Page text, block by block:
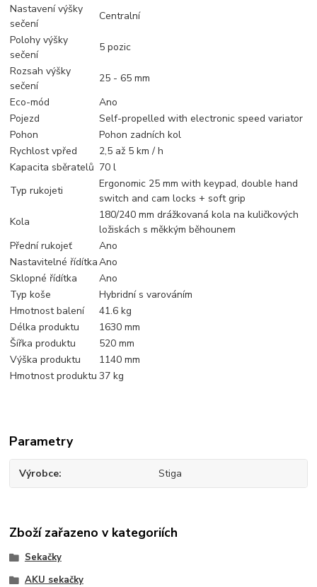
Nastavení výšky
sečení
Centralní
Polohy výšky
sečení
5 pozic
Rozsah výšky
sečení
25 - 65 mm
Eco-mód
Ano
Pojezd
Self-propelled with electronic speed variator
Pohon
Pohon zadních kol
Rychlost vpřed
2,5 až 5 km / h
Kapacita sběratelů 70 l
Typ rukojeti
Ergonomic 25 mm with keypad, double hand
switch and cam locks + soft grip
Kola
180/240 mm drážkovaná kola na kuličkových
ložiskách s měkkým běhounem
Přední rukojeť
Ano
Nastavitelné řídítkaAno
Sklopné řídítka
Ano
Typ koše
Hybridní s varováním
Hmotnost balení
41.6 kg
Délka produktu
1630 mm
Šířka produktu
520 mm
Výška produktu
1140 mm
Hmotnost produktu 37 kg
Parametry
Výrobce Stiga
Zboží zařazeno v kategoriích
Sekačky
AKU sekačky